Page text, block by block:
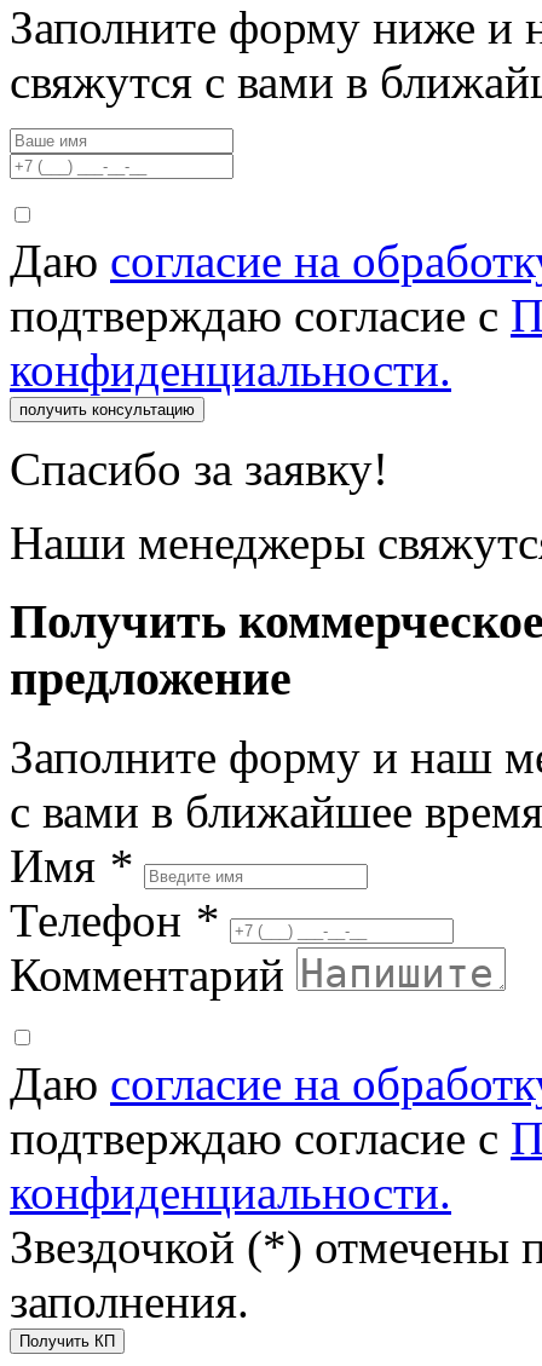
Заполните форму ниже и
свяжутся с вами в
Даю согласие на
подтверждаю согласие с
конфиденциальности.
получить консультацию
Спасибо за заявку!
Наши менеджеры
Получить
предложение
Заполните форму и наш
с вами в ближайшее время
Имя *
Телефон *
Комментарий
Даю согласие на
подтверждаю согласие с
конфиденциальности.
Звездочкой (*) отмечены
заполнения.
Получить КП